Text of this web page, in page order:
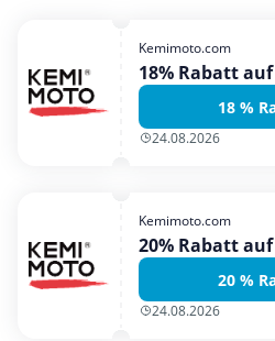
Kemimoto.com
18% Rabatt
18 %
24.08.2026
Kemimoto.com
20% Rabatt
20 %
24.08.2026